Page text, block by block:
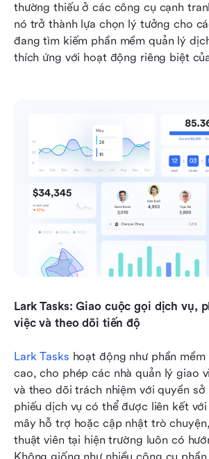
thường thiếu ở các công cụ cạnh
nó trở thành lựa chọn lý tưởng cho
đang tìm kiếm phần mềm quản lý
thích ứng với hoạt động riêng biệt
Lark Tasks: Giao cuộc gọi dịch vụ,
việc và theo dõi tiến độ
Lark Tasks hoạt động như phần
cao, cho phép các nhà quản lý giao
và theo dõi trách nhiệm với quyền
phiếu dịch vụ có thể được liên kết
mây hỗ trợ hoặc cập nhật trò
thuật viên tại hiện trường luôn có